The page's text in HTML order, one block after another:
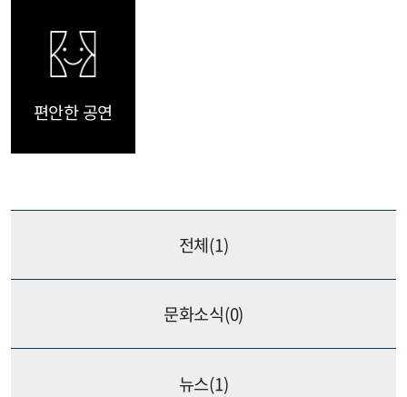
편안한 공연
전체(1)
문화소식(0)
뉴스(1)